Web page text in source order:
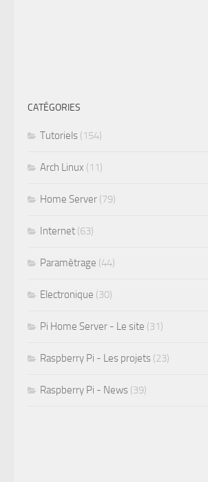
CATÉGORIES
Tutoriels (154)
Arch Linux (11)
Home Server (79)
Internet (63)
Paramètrage (44)
Electronique (30)
Pi Home Server - Le site (31)
Raspberry Pi - Les projets (23)
Raspberry Pi - News (39)